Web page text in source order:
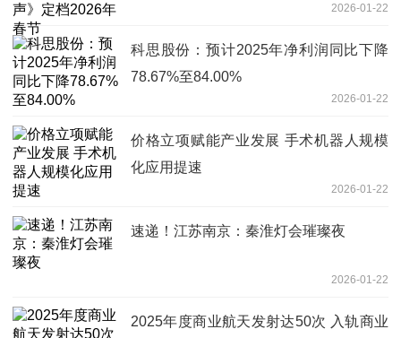
2026-01-22
科思股份：预计2025年净利润同比下降
78.67%至84.00%
2026-01-22
价格立项赋能产业发展 手术机器人规模
化应用提速
2026-01-22
速递！江苏南京：秦淮灯会璀璨夜
2026-01-22
2025年度商业航天发射达50次 入轨商业